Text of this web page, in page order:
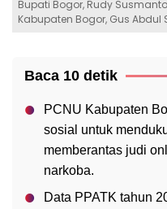
Bupati Bogor, Rudy
Kabupaten Bogor, Gus Abdul
Baca 10 detik
PCNU Kabupaten
sosial untuk
memberantas judi
narkoba.
Data PPATK tahun